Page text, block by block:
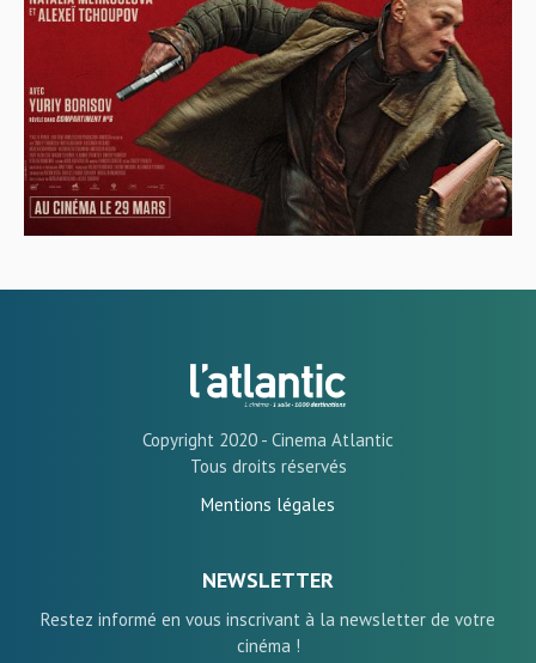
Copyright 2020 - Cinema Atlantic
Tous droits réservés
Mentions légales
NEWSLETTER
Restez informé en vous inscrivant à la newsletter de votre
cinéma !